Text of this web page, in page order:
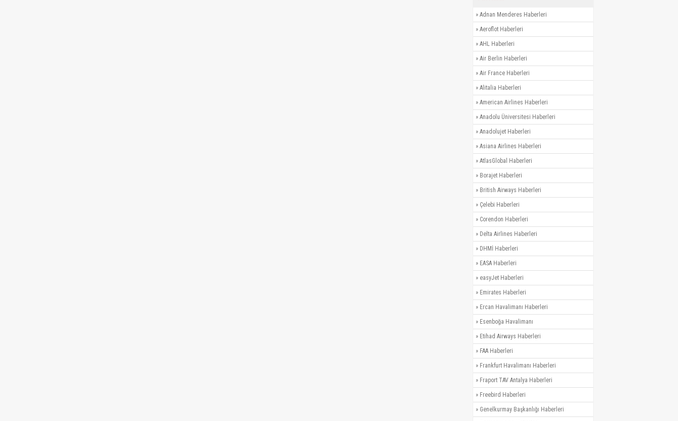
» Adnan Menderes Haberleri
» Aeroflot Haberleri
» AHL Haberleri
» Air Berlin Haberleri
» Air France Haberleri
» Alitalia Haberleri
» American Airlines Haberleri
» Anadolu Üniversitesi Haberleri
» Anadolujet Haberleri
» Asiana Airlines Haberleri
» AtlasGlobal Haberleri
» Borajet Haberleri
» British Airways Haberleri
» Çelebi Haberleri
» Corendon Haberleri
» Delta Airlines Haberleri
» DHMİ Haberleri
» EASA Haberleri
» easyJet Haberleri
» Emirates Haberleri
» Ercan Havalimanı Haberleri
» Esenboğa Havalimanı
» Etihad Airways Haberleri
» FAA Haberleri
» Frankfurt Havalimanı Haberleri
» Fraport TAV Antalya Haberleri
» Freebird Haberleri
» Genelkurmay Başkanlığı Haberleri